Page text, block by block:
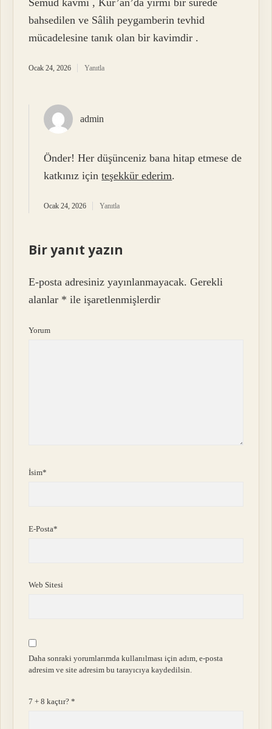
bahsedilen ve Sâlih peygamberin tevhid
mücadelesine tanık olan bir kavimdir .
Ocak 24, 2026 Yanıtla
admin
Önder! Her düşünceniz bana hitap etmese de
katkınız içinteşekkür ederim.
Ocak 24, 2026 Yanıtla
Bir yanıt yazın
E-posta adresiniz yayınlanmayacak. Gerekli
alanlar * ile işaretlenmişlerdir
Yorum
İsim*
E-Posta*
Web Sitesi
Daha sonraki yorumlarımda kullanılması için adım, e-posta
adresim ve site adresim bu tarayıcıya kaydedilsin.
7 + 8 kaçtır?*